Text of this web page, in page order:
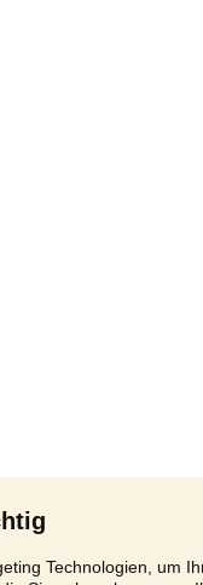
Technologien, um